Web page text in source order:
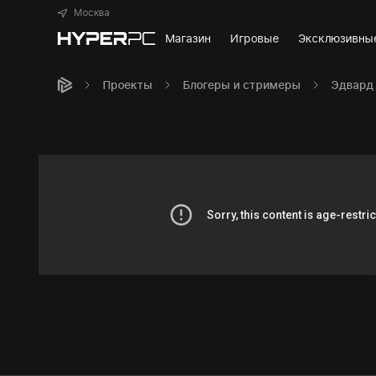
Москва
Магазин Игровые
Проекты Блогеры и стримеры Эдвард